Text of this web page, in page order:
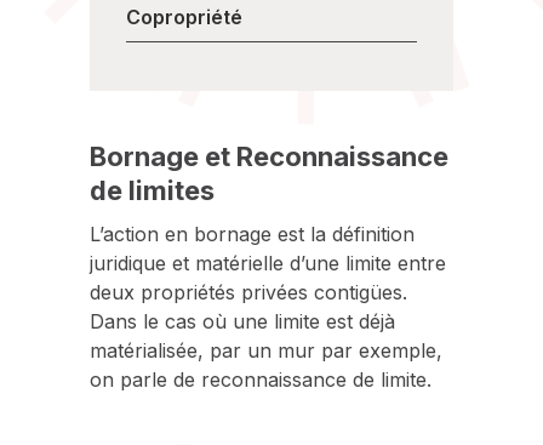
Copropriété
Bornage et Reconnaissance
de limites
L’action en bornage est la définition
juridique et matérielle d’une limite entre
deux propriétés privées contigües.
Dans le cas où une limite est déjà
matérialisée, par un mur par exemple,
on parle de reconnaissance de limite.